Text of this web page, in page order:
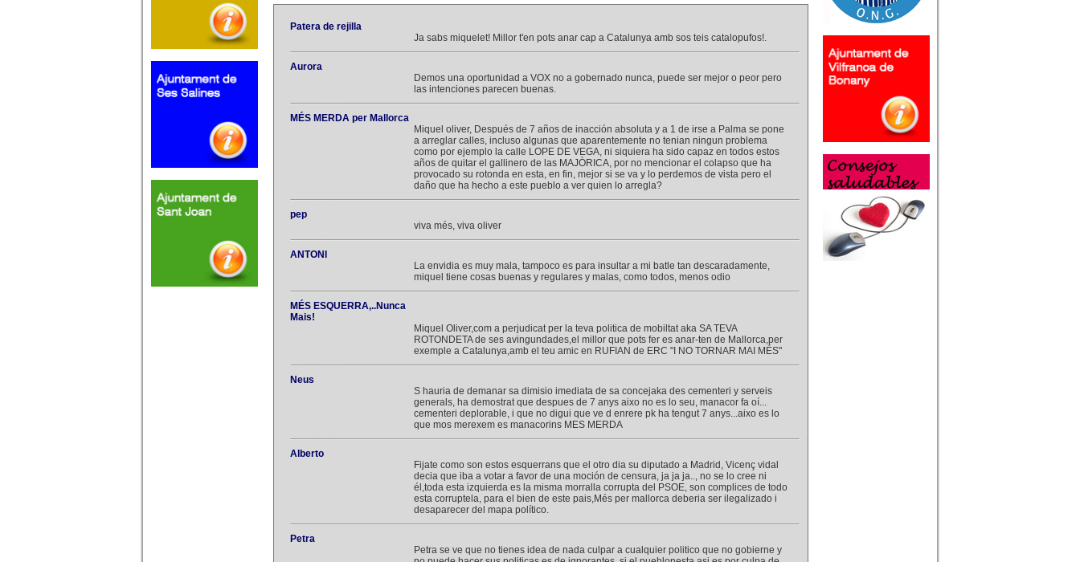
Patera de rejilla
Ja sabs miquelet! Millor t'en pots anar cap a Catalunya amb sos teis catalopufos!.
Aurora
Demos una oportunidad a VOX no a gobernado nunca, puede ser mejor o peor pero
las intenciones parecen buenas.
MÉS MERDA per Mallorca
Miquel oliver, Después de 7 años de inacción absoluta y a 1 de irse a Palma se pone
a arreglar calles, incluso algunas que aparentemente no tenian ningun problema
como por ejemplo la calle LOPE DE VEGA, ni siquiera ha sido capaz en todos estos
años de quitar el gallinero de las MAJÒRICA, por no mencionar el colapso que ha
provocado su rotonda en esta, en fin, mejor si se va y lo perdemos de vista pero el
daño que ha hecho a este pueblo a ver quien lo arregla?
pep
viva més, viva oliver
ANTONI
La envidia es muy mala, tampoco es para insultar a mi batle tan descaradamente,
miquel tiene cosas buenas y regulares y malas, como todos, menos odio
MÉS ESQUERRA,..Nunca
Mais!
Miquel Oliver,com a perjudicat per la teva politica de mobiltat aka SA TEVA
ROTONDETA de ses avingundades,el millor que pots fer es anar-ten de Mallorca,per
exemple a Catalunya,amb el teu amic en RUFIAN de ERC "I NO TORNAR MAI MÉS"
Neus
S hauria de demanar sa dimisio imediata de sa concejaka des cementeri y serveis
generals, ha demostrat que despues de 7 anys aixo no es lo seu, manacor fa oí...
cementeri deplorable, i que no digui que ve d enrere pk ha tengut 7 anys...aixo es lo
que mos merexem es manacorins MES MERDA
Alberto
Fijate como son estos esquerrans que el otro dia su diputado a Madrid, Vicenç vidal
decia que iba a votar a favor de una moción de censura, ja ja ja.., no se lo cree ni
él,toda esta izquierda es la misma morralla corrupta del PSOE, son complices de todo
esta corruptela, para el bien de este pais,Més per mallorca deberia ser ilegalizado i
desaparecer del mapa político.
Petra
Petra se ve que no tienes idea de nada culpar a cualquier politico que no gobierne y